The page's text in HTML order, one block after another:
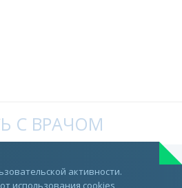
С ВРАЧОМ
активности.
использования cookies,